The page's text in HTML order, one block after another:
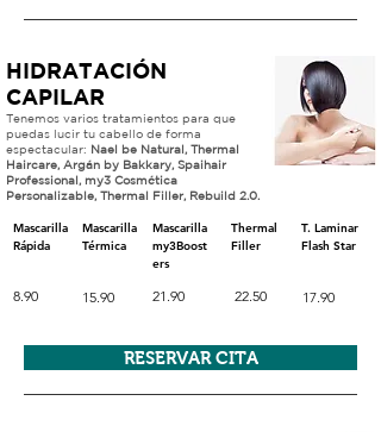
HIDRATACIÓN
CAPILAR
Tenemos varios tratamientos para que
puedas lucir tu cabello de forma
espectacular: Nael be Natural, Thermal
Haircare, Argán by Bakkary, Spaihair
Professional, my3 Cosmética
Personalizable, Thermal Filler, Rebuild 2.0.
Mascarilla
Rápida
Mascarilla
Térmica
Mascarilla
my3Boost
ers
Thermal
Filler
T. Laminar
Flash Star
8.90 15.90 21.90 22.50 17.90
RESERVAR CITA